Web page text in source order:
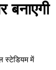
बनाएगी
स्टेडियम में